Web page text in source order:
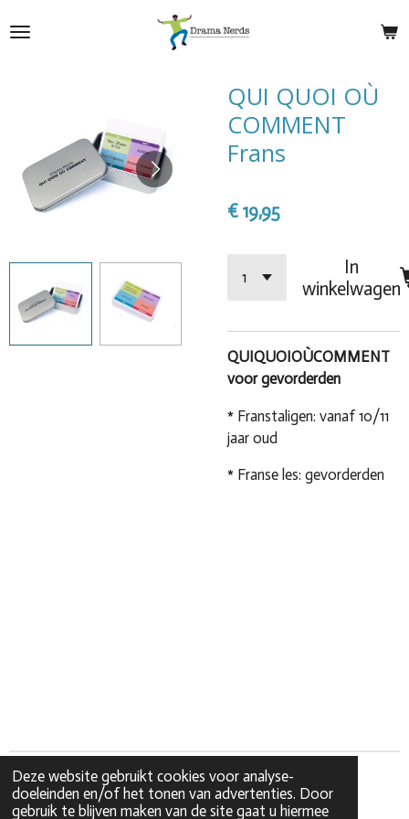
Deze website gebruikt cookies voor analyse-
doeleinden en/of het tonen van advertenties. Door
gebruik te blijven maken van de site gaat u hiermee
direct
QUI QUOI OÙ
COMMENT
Frans
€ 19,95
In
winkelwagen
QUIQUOIOÙCOMMENT
voor gevorderden
* Franstaligen: vanaf 10/11
jaar oud
* Franse les: gevorderden